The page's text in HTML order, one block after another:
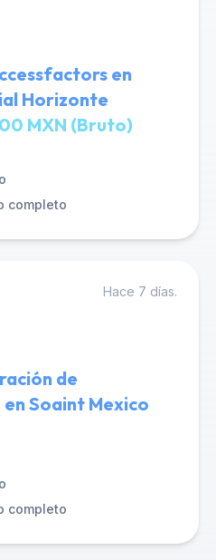
en
Horizonte
MXN (Bruto)
completo
Hace 7 días.
de
Soaint Mexico
completo